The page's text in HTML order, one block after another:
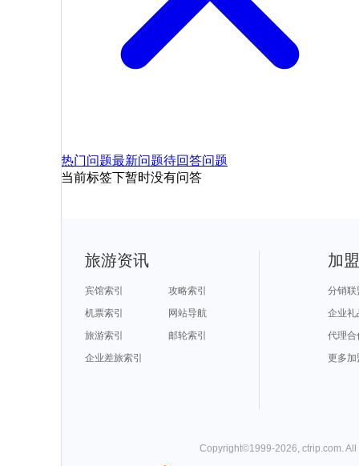
热门问题最新问题待回答问题
当前标签下暂时没有问答
旅游资讯
宾馆索引
攻略索引
机票索引
网站导航
旅游索引
邮轮索引
企业差旅索引
加
分销联
企业礼
代理合
更多加
Copyright©1999-2026, ctrip.com.